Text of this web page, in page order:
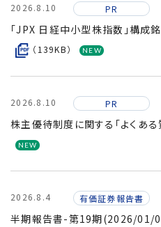
2026.8.10 PR
「JPX 日経中小型株指数」構成
（139KB）
2026.8.10 PR
株主優待制度に関する「よくある
2026.8.4 有価証券報告書
半期報告書-第19期(2026/